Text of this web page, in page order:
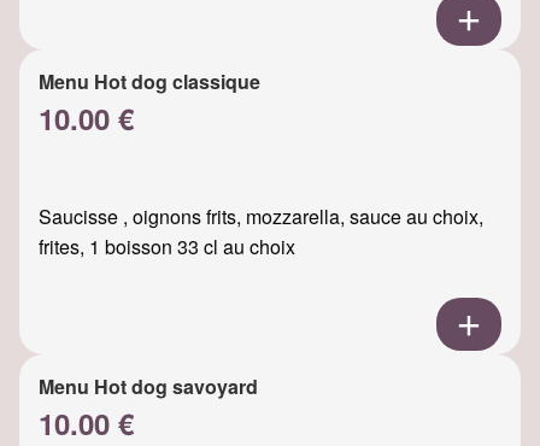
Menu Hot dog classique
10.00 €
Saucisse , oignons frits, mozzarella, sauce au choix,
frites, 1 boisson 33 cl au choix
Menu Hot dog savoyard
10.00 €